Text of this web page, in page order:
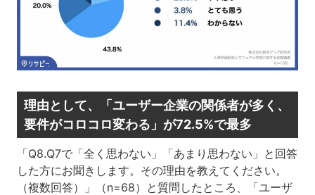
理由として、「ユーザー企業の関係者が多く、
要件がコロコロ変わる」が72.5%で最多
「Q8.Q7で「全く思わない」「あまり思わない」と回答
した方にお聞きします。その理由を教えてください。
（複数回答）」（n=68）と質問したところ、「ユーザ